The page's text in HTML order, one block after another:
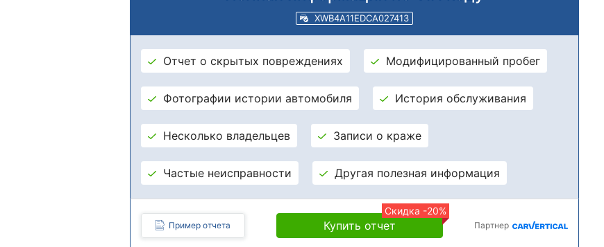
XWB4A11EDCA027413
Отчет о скрытых повреждениях Модифицированный пробег
Фотографии истории автомобиля История обслуживания
Несколько владельцев Записи о краже
Частые неисправности Другая полезная информация
Пример отчета
Скидка -20%
Купить отчет Партнер